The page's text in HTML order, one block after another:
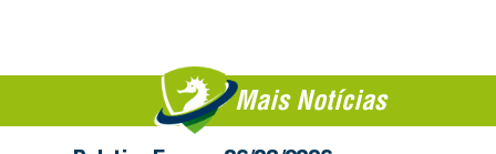
Mais Notícias